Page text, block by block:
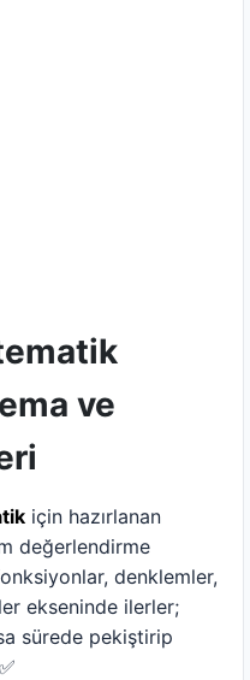
ve
için hazırlanan
değerlendirme
denklemler,
ekseninde ilerler;
sürede pekiştirip